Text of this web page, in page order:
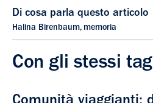
Di cosa parla questo articolo
Halina Birenbaum, memoria
Con gli stessi tag